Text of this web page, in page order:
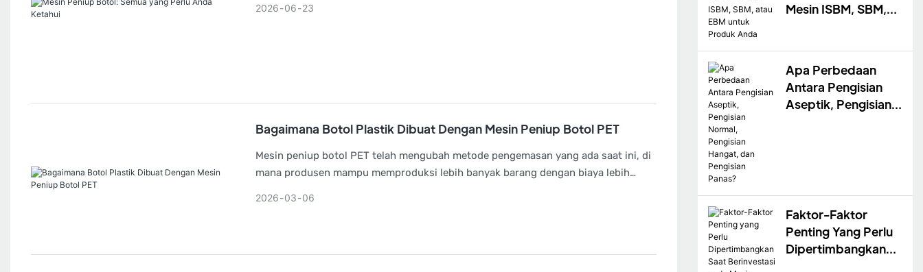
2026 06 23
Bagaimana Botol Plastik Dibuat Dengan Mesin Peniup Botol PET
Mesin peniup botol PET telah mengubah metode pengemasan yang ada saat ini, di
mana produsen mampu memproduksi lebih banyak barang dengan biaya lebih
2026 03 06
Mesin ISBM, SBM,
Apa Perbedaan
Antara Pengisian
Aseptik, Pengisian
Faktor-Faktor
Penting Yang Perlu
Dipertimbangkan